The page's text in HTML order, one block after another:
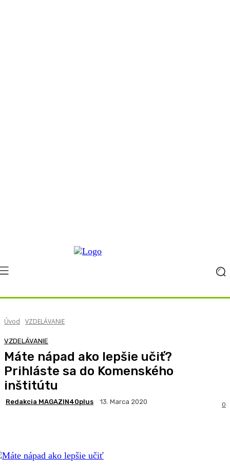
Úvod VZDELÁVANIE
VZDELÁVANIE
Máte nápad ako lepšie učiť?
Prihláste sa do Komenského
inštitútu
Redakcia MAGAZIN40plus 13. Marca 2020 0